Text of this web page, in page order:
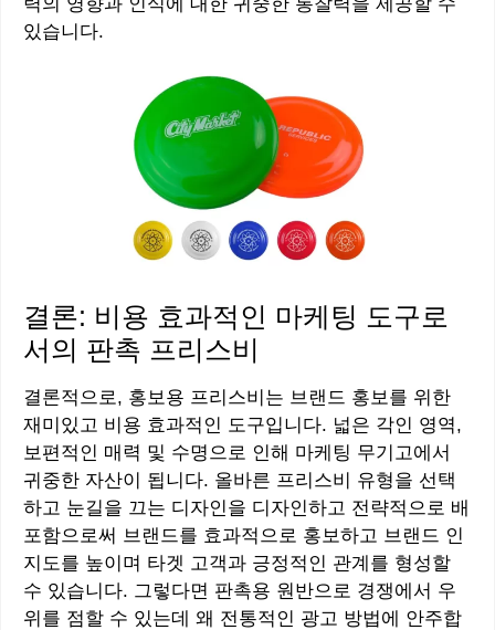
있습니다.
결론: 비용 효과적인 마케팅 도구로
서의 판촉 프리스비
결론적으로, 홍보용 프리스비는 브랜드 홍보를 위한
재미있고 비용 효과적인 도구입니다. 넓은 각인 영역,
보편적인 매력 및 수명으로 인해 마케팅 무기고에서
귀중한 자산이 됩니다. 올바른 프리스비 유형을 선택
하고 눈길을 끄는 디자인을 디자인하고 전략적으로 배
포함으로써 브랜드를 효과적으로 홍보하고 브랜드 인
지도를 높이며 타겟 고객과 긍정적인 관계를 형성할
수 있습니다. 그렇다면 판촉용 원반으로 경쟁에서 우
위를 점할 수 있는데 왜 전통적인 광고 방법에 안주합